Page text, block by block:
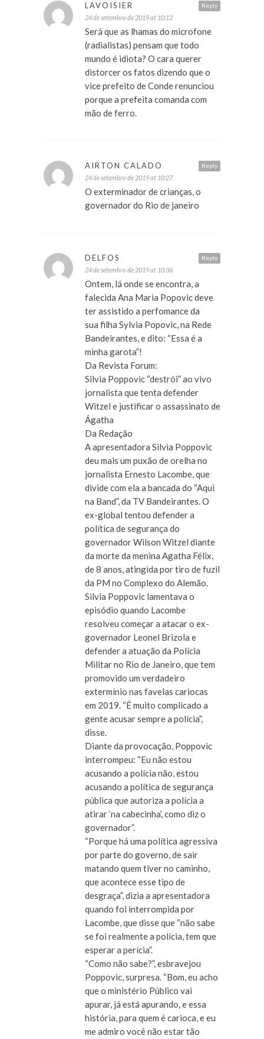
Reply
LAVOISIER
24 de setembro de 2019 at 10:12
Será que as lhamas do microfone
(radialistas) pensam que todo
mundo é idiota? O cara querer
distorcer os fatos dizendo que o
vice prefeito de Conde renunciou
porque a prefeita comanda com
mão de ferro.
Reply
AIRTON CALADO
24 de setembro de 2019 at 10:27
O exterminador de crianças, o
governador do Rio de janeiro
Reply
DELFOS
24 de setembro de 2019 at 10:36
Ontem, lá onde se encontra, a
falecida Ana Maria Popovic deve
ter assistido a perfomance da
sua filha Sylvia Popovic, na Rede
Bandeirantes, e dito: “Essa é a
minha garota”!
Da Revista Forum:
Silvia Poppovic “destrói” ao vivo
jornalista que tenta defender
Witzel e justificar o assassinato de
Ágatha
Da Redação
A apresentadora Silvia Poppovic
deu mais um puxão de orelha no
jornalista Ernesto Lacombe, que
divide com ela a bancada do “Aqui
na Band”, da TV Bandeirantes. O
ex-global tentou defender a
política de segurança do
governador Wilson Witzel diante
da morte da menina Agatha Félix,
de 8 anos, atingida por tiro de fuzil
da PM no Complexo do Alemão.
Silvia Poppovic lamentava o
episódio quando Lacombe
resolveu começar a atacar o ex-
governador Leonel Brizola e
defender a atuação da Polícia
Militar no Rio de Janeiro, que tem
promovido um verdadeiro
extermínio nas favelas cariocas
em 2019. “É muito complicado a
gente acusar sempre a polícia”,
disse.
Diante da provocação, Poppovic
interrompeu: “Eu não estou
acusando a polícia não, estou
acusando a política de segurança
pública que autoriza a polícia a
atirar ‘na cabecinha’, como diz o
governador”.
“Porque há uma política agressiva
por parte do governo, de sair
matando quem tiver no caminho,
que acontece esse tipo de
desgraça”, dizia a apresentadora
quando foi interrompida por
Lacombe, que disse que “não sabe
se foi realmente a polícia, tem que
esperar a perícia”.
“Como não sabe?”, esbravejou
Poppovic, surpresa. “Bom, eu acho
que o ministério Público vai
apurar, já está apurando, e essa
história, para quem é carioca, e eu
me admiro você não estar tão